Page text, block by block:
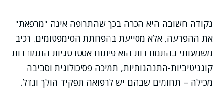
נקודה חשובה היא הכרה בכך שהתרופה אינה "מרפאת"
את ההפרעה, אלא מסייעת בהפחתת הסימפטומים. רכיב
משמעותי בהתמודדות הוא פיתוח אסטרטגיות התמודדות
קוגניטיביות-התנהגותיות, תמיכה פסיכולוגית וסביבה
מכילה – תחומים שבהם יש לרפואה תפקיד הולך וגדל.